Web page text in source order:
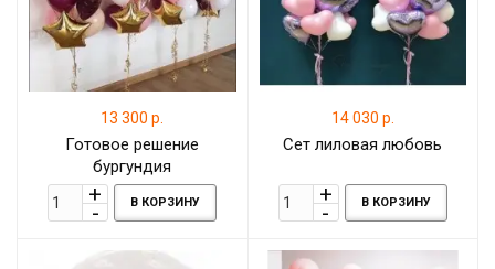
13 300 р.
Готовое решение
бургундия
В КОРЗИНУ
14 030 р.
Сет лиловая любовь
В КОРЗИНУ